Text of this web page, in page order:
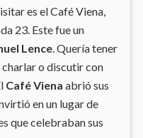
es el Café Viena,
23. Este fue un
Lence. Quería tener
o discutir con
Café Viena abrió sus
en un lugar de
que celebraban sus